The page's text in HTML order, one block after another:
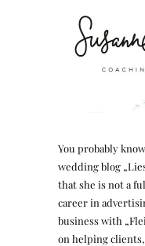
You probably
wedding blog
that she is not a
career in
business with
on helping